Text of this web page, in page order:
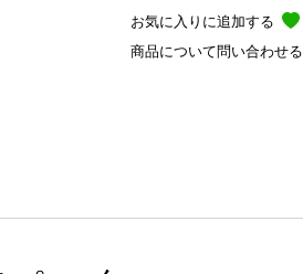
お気に入りに追加する
商品について問い合わせる